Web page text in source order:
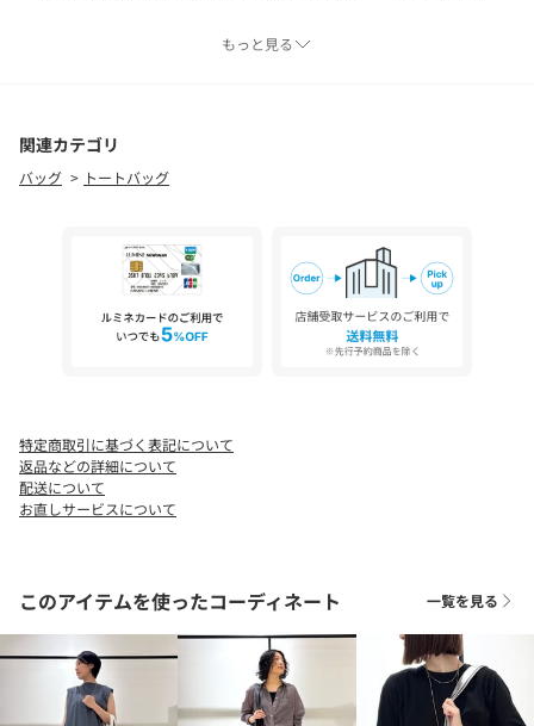
《メーカー品番》
B-22197
なって見える場合がございます。
ご了承くださいませ。
※この製品は独特な風合いを出すために特殊な加工を施していま
この製品に使用されている素材は、摩擦や汗、雨などによる水濡
れにより色落ちし、色移りする可能性があります。
白色や単色系の洋服等のとの組み合わせは注意してお取り扱い下
さるようお願いいたします。
Beau…美しい Realiser…実現
Beau'reが提案するのはベーシックとトレンドを取り入れた遊び心
のあるデザイン。
やわらかさが特徴のオリジナルレザーがアイコンで、「シンプル
で長く愛せるものと、新しさとの出会いを大切に」をコンセプト
にしたブランドです。
もっと見る
関連カテゴリ
バッグ トートバッグ
特定商取引に基づく表記について
返品などの詳細について
配送について
お直しサービスについて
このアイテムを使ったコーディネート 一覧を見る